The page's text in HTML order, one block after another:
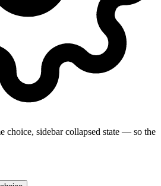
choice, sidebar collapsed state — so the